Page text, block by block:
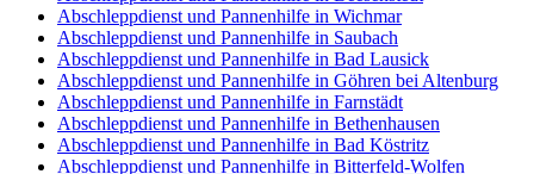
Abschleppdienst und Pannenhilfe in Wichmar
Abschleppdienst und Pannenhilfe in Saubach
Abschleppdienst und Pannenhilfe in Bad Lausick
Abschleppdienst und Pannenhilfe in Göhren bei Altenburg
Abschleppdienst und Pannenhilfe in Farnstädt
Abschleppdienst und Pannenhilfe in Bethenhausen
Abschleppdienst und Pannenhilfe in Bad Köstritz
Abschleppdienst und Pannenhilfe in Bitterfeld-Wolfen